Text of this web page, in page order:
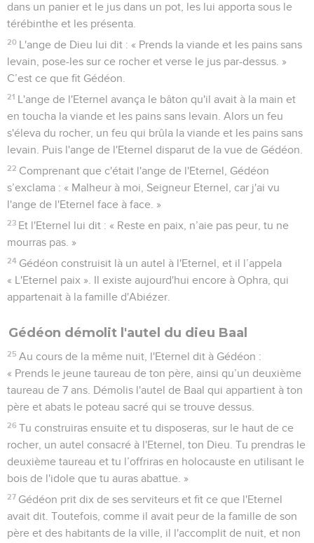
dans un panier et le jus dans un pot, les lui apporta sous le
térébinthe et les présenta.
20 L'ange de Dieu lui dit : « Prends la viande et les pains sans
levain, pose-les sur ce rocher et verse le jus par-dessus. »
C’est ce que fit Gédéon.
21 L'ange de l'Eternel avança le bâton qu'il avait à la main et
en toucha la viande et les pains sans levain. Alors un feu
s'éleva du rocher, un feu qui brûla la viande et les pains sans
levain. Puis l'ange de l'Eternel disparut de la vue de Gédéon.
22 Comprenant que c'était l'ange de l'Eternel, Gédéon
s’exclama : « Malheur à moi, Seigneur Eternel, car j'ai vu
l'ange de l'Eternel face à face. »
23 Et l'Eternel lui dit : « Reste en paix, n’aie pas peur, tu ne
mourras pas. »
24 Gédéon construisit là un autel à l'Eternel, et il l’appela
« L'Eternel paix ». Il existe aujourd'hui encore à Ophra, qui
appartenait à la famille d'Abiézer.
Gédéon démolit l'autel du dieu Baal
25 Au cours de la même nuit, l'Eternel dit à Gédéon :
« Prends le jeune taureau de ton père, ainsi qu’un deuxième
taureau de 7 ans. Démolis l'autel de Baal qui appartient à ton
père et abats le poteau sacré qui se trouve dessus.
26 Tu construiras ensuite et tu disposeras, sur le haut de ce
rocher, un autel consacré à l'Eternel, ton Dieu. Tu prendras le
deuxième taureau et tu l’offriras en holocauste en utilisant le
bois de l'idole que tu auras abattue. »
27 Gédéon prit dix de ses serviteurs et fit ce que l'Eternel
avait dit. Toutefois, comme il avait peur de la famille de son
père et des habitants de la ville, il l'accomplit de nuit, et non